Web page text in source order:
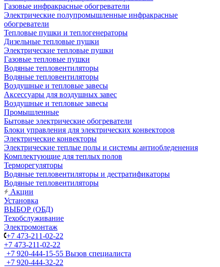
Газовые инфракрасные обогреватели
Электрические полупромышленные инфракрасные
обогреватели
Тепловые пушки и теплогенераторы
Дизельные тепловые пушки
Электрические тепловые пушки
Газовые тепловые пушки
Водяные тепловентиляторы
Водяные тепловентиляторы
Воздушные и тепловые завесы
Аксессуары для воздушных завес
Воздушные и тепловые завесы
Промышленные
Бытовые электрические обогреватели
Блоки управления для электрических конвекторов
Электрические конвекторы
Электрические теплые полы и системы антиобледенения
Комплектующие для теплых полов
Терморегуляторы
Водяные тепловентиляторы и дестратификаторы
Водяные тепловентиляторы
Акции
Установка
ВЫБОР (ОБД)
Техобслуживание
Электромонтаж
+7 473-211-02-22
+7 473-211-02-22
+7 920-444-15-55 Вызов специалиста
+7 920-444-32-22